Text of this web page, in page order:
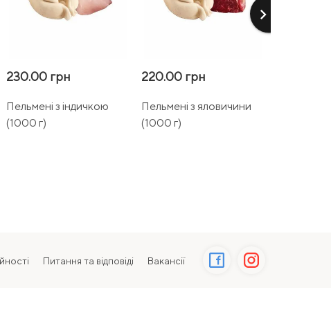
keyboard_arrow_right
230.00 грн
Пельмені з індичкою
(1000 г)
220.00 грн
Пельмені з яловичини
(1000 г)
Питання та відповіді Вакансії